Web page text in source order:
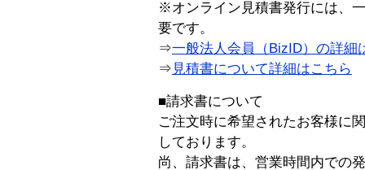
※オンライン見積書発行には、
要です。
⇒一般法人会員（BizID）の詳細
⇒ 見積書について詳細はこちら
■請求書について
ご注文時に希望されたお客様に
しております。
尚、請求書は、営業時間内での